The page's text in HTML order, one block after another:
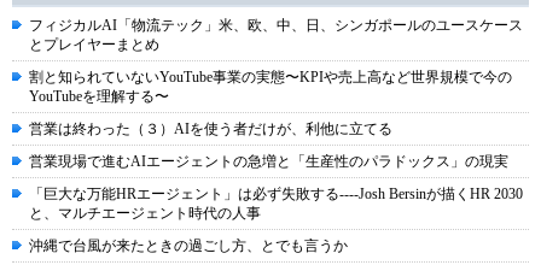
フィジカルAI「物流テック」米、欧、中、日、シンガポールのユースケース
とプレイヤーまとめ
割と知られていないYouTube事業の実態〜KPIや売上高など世界規模で今の
YouTubeを理解する〜
営業は終わった（３）AIを使う者だけが、利他に立てる
営業現場で進むAIエージェントの急増と「生産性のパラドックス」の現実
「巨大な万能HRエージェント」は必ず失敗する----Josh Bersinが描くHR 2030
と、マルチエージェント時代の人事
沖縄で台風が来たときの過ごし方、とでも言うか